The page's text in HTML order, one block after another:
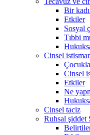
Bir
Etkiler
Sosyal
Tıbbi
Cinsel istismar
Cinsel
Etkiler
Ne
Cinsel taciz
Ruhsal şiddet